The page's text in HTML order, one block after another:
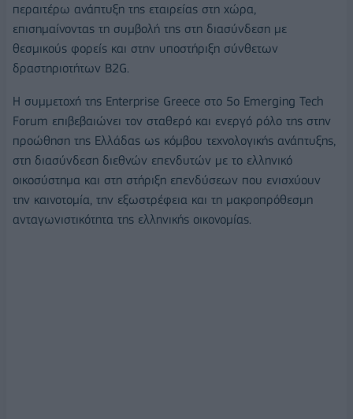
περαιτέρω ανάπτυξη της εταιρείας στη χώρα,
επισημαίνοντας τη συμβολή της στη διασύνδεση με
θεσμικούς φορείς και στην υποστήριξη σύνθετων
δραστηριοτήτων B2G.
Η συμμετοχή της Enterprise Greece στο 5ο Emerging Tech
Forum επιβεβαιώνει τον σταθερό και ενεργό ρόλο της στην
προώθηση της Ελλάδας ως κόμβου τεχνολογικής ανάπτυξης,
στη διασύνδεση διεθνών επενδυτών με το ελληνικό
οικοσύστημα και στη στήριξη επενδύσεων που ενισχύουν
την καινοτομία, την εξωστρέφεια και τη μακροπρόθεσμη
ανταγωνιστικότητα της ελληνικής οικονομίας.